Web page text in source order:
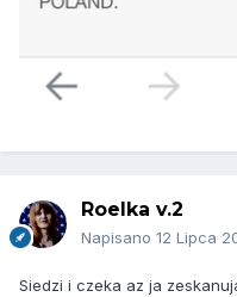
Roelka v.2
Napisano 12 Lipca
Siedzi i czeka az ja